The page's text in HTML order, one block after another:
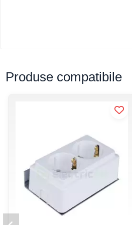
Produse compatibile